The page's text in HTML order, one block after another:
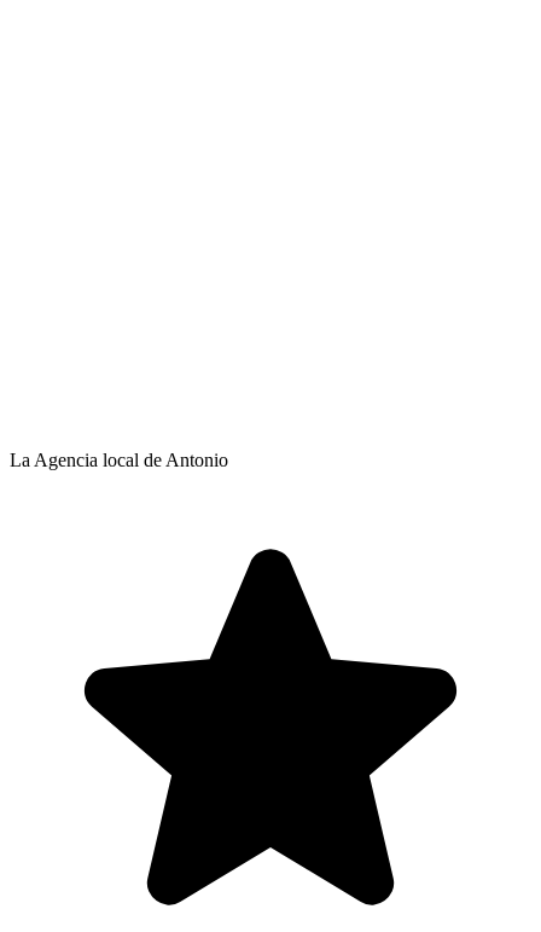
La Agencia local de Antonio